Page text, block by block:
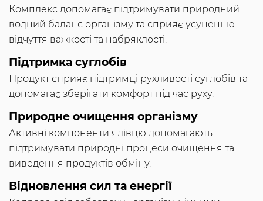
Комплекс допомагає підтримувати природний
водний баланс організму та сприяє усуненню
відчуття важкості та набряклості.
Підтримка суглобів
Продукт сприяє підтримці рухливості суглобів та
допомагає зберігати комфорт під час руху.
Природне очищення організму
Активні компоненти ялівцю допомагають
підтримувати природні процеси очищення та
виведення продуктів обміну.
Відновлення сил та енергії